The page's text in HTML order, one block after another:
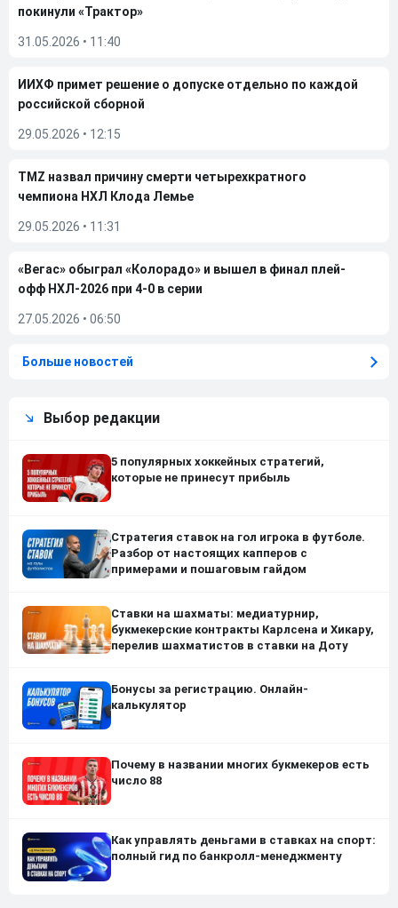
покинули «Трактор»
31.05.2026 • 11:40
ИИХФ примет решение о допуске отдельно по каждой
российской сборной
29.05.2026 • 12:15
TMZ назвал причину смерти четырехкратного
чемпиона НХЛ Клода Лемье
29.05.2026 • 11:31
«Вегас» обыграл «Колорадо» и вышел в финал плей-
офф НХЛ-2026 при 4-0 в серии
27.05.2026 • 06:50
Больше новостей
Выбор редакции
5 популярных хоккейных стратегий,
которые не принесут прибыль
Стратегия ставок на гол игрока в футболе.
Разбор от настоящих капперов с
примерами и пошаговым гайдом
Ставки на шахматы: медиатурнир,
букмекерские контракты Карлсена и Хикару,
перелив шахматистов в ставки на Доту
Бонусы за регистрацию. Онлайн-
калькулятор
Почему в названии многих букмекеров есть
число 88
Как управлять деньгами в ставках на спорт:
полный гид по банкролл-менеджменту